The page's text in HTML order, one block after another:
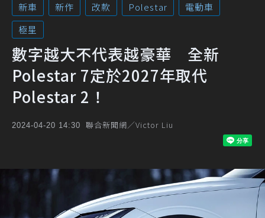
新車 新作 改款 Polestar
電動車
極星
數字越大不代表越豪華 全新
Polestar 7定於2027年取代
Polestar 2！
2024-04-20 14:30 聯合新聞網／Victor Liu